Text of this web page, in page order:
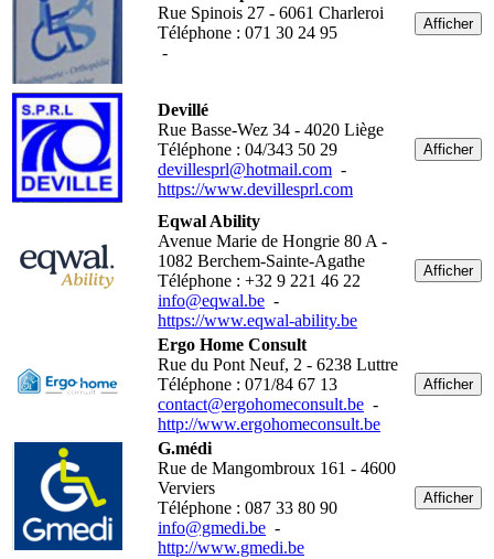
Rue Spinois 27 - 6061 Charleroi
Téléphone : 071 30 24 95
-
Afficher
Devillé
Rue Basse-Wez 34 - 4020 Liège
Téléphone : 04/343 50 29
devillesprl@hotmail.com -
https://www.devillesprl.com
Afficher
Eqwal Ability
Avenue Marie de Hongrie 80 A -
1082 Berchem-Sainte-Agathe
Téléphone : +32 9 221 46 22
info@eqwal.be -
https://www.eqwal-ability.be
Afficher
Ergo Home Consult
Rue du Pont Neuf, 2 - 6238 Luttre
Téléphone : 071/84 67 13
contact@ergohomeconsult.be -
http://www.ergohomeconsult.be
Afficher
G.médi
Rue de Mangombroux 161 - 4600
Verviers
Téléphone : 087 33 80 90
info@gmedi.be -
http://www.gmedi.be
Afficher